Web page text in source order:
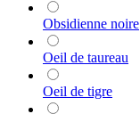
Obsidienne noire
Oeil de taureau
Oeil de tigre